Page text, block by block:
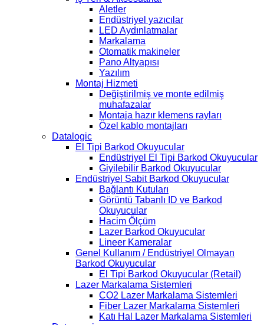
Aletler
Endüstriyel yazıcılar
LED Aydınlatmalar
Markalama
Otomatik makineler
Pano Altyapısı
Yazılım
Montaj Hizmeti
Değiştirilmiş ve monte edilmiş
muhafazalar
Montaja hazır klemens rayları
Özel kablo montajları
Datalogic
El Tipi Barkod Okuyucular
Endüstriyel El Tipi Barkod Okuyucular
Giyilebilir Barkod Okuyucular
Endüstriyel Sabit Barkod Okuyucular
Bağlantı Kutuları
Görüntü Tabanlı ID ve Barkod
Okuyucular
Hacim Ölçüm
Lazer Barkod Okuyucular
Lineer Kameralar
Genel Kullanım / Endüstriyel Olmayan
Barkod Okuyucular
El Tipi Barkod Okuyucular (Retail)
Lazer Markalama Sistemleri
CO2 Lazer Markalama Sistemleri
Fiber Lazer Markalama Sistemleri
Katı Hal Lazer Markalama Sistemleri